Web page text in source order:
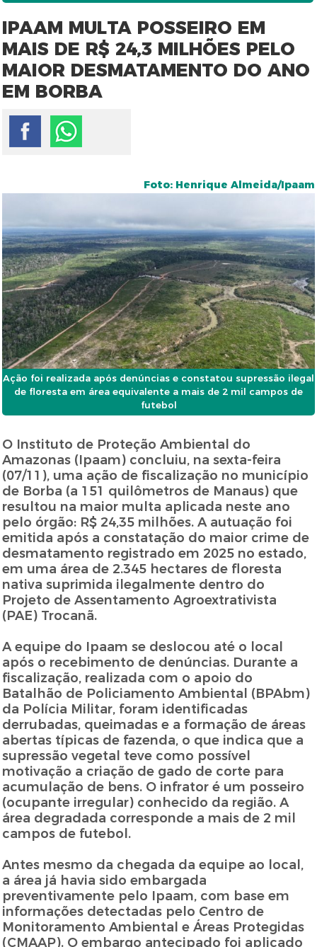
IPAAM MULTA POSSEIRO EM
MAIS DE R$ 24,3 MILHÕES PELO
MAIOR DESMATAMENTO DO ANO
EM BORBA
Foto: Henrique Almeida/Ipaam
Ação foi realizada após denúncias e constatou supressão ilegal
de floresta em área equivalente a mais de 2 mil campos de
futebol
O Instituto de Proteção Ambiental do
Amazonas (Ipaam) concluiu, na sexta-feira
(07/11), uma ação de fiscalização no município
de Borba (a 151 quilômetros de Manaus) que
resultou na maior multa aplicada neste ano
pelo órgão: R$ 24,35 milhões. A autuação foi
emitida após a constatação do maior crime de
desmatamento registrado em 2025 no estado,
em uma área de 2.345 hectares de floresta
nativa suprimida ilegalmente dentro do
Projeto de Assentamento Agroextrativista
(PAE) Trocanã.
A equipe do Ipaam se deslocou até o local
após o recebimento de denúncias. Durante a
fiscalização, realizada com o apoio do
Batalhão de Policiamento Ambiental (BPAbm)
da Polícia Militar, foram identificadas
derrubadas, queimadas e a formação de áreas
abertas típicas de fazenda, o que indica que a
supressão vegetal teve como possível
motivação a criação de gado de corte para
acumulação de bens. O infrator é um posseiro
(ocupante irregular) conhecido da região. A
área degradada corresponde a mais de 2 mil
campos de futebol.
Antes mesmo da chegada da equipe ao local,
a área já havia sido embargada
preventivamente pelo Ipaam, com base em
informações detectadas pelo Centro de
Monitoramento Ambiental e Áreas Protegidas
(CMAAP). O embargo antecipado foi aplicado